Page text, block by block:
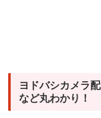
ヨドバシカメラ
など丸わかり！